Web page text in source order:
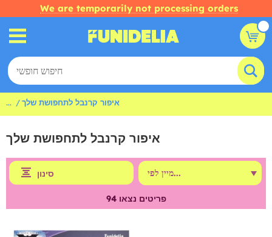
We are temporarily not processing orders
... איפור קרנבל לתחפושת שלך
איפור קרנבל לתחפושת שלך
סינון
94 פריטים נצאו